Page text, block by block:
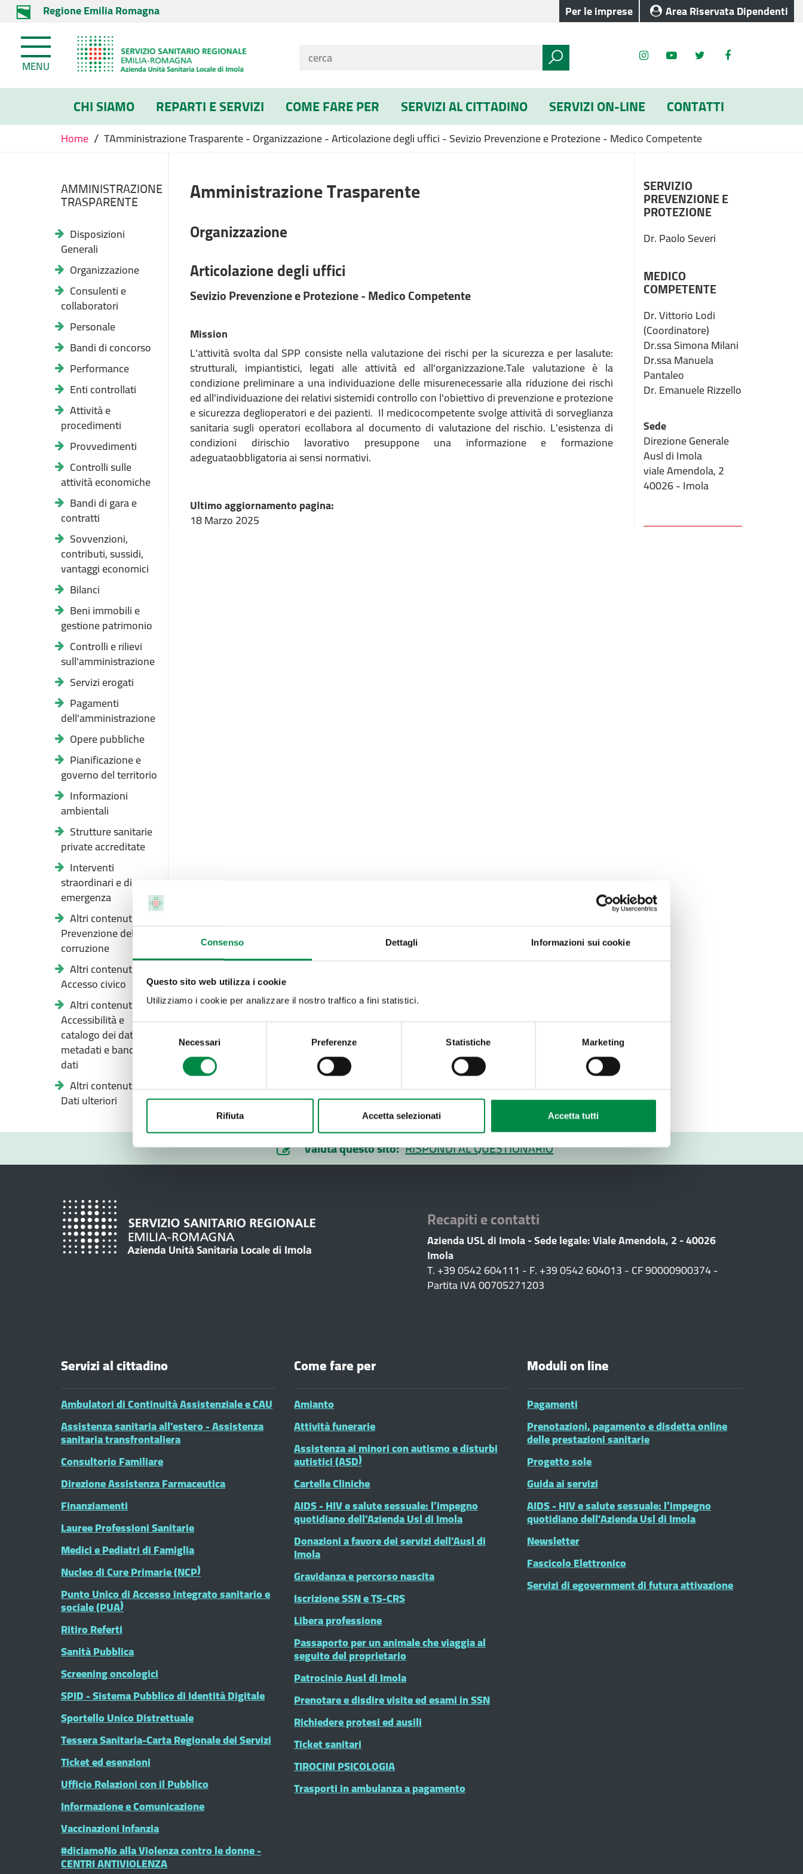
Consenso Dettagli Informazioni sui cookie
Questo sito web utilizza i cookie
Utilizziamo i cookie per analizzare il nostro traffico a fini statistici.
consenso
Necessari Preferenze Statistiche Marketing
Rifiuta Accetta selezionati Accetta tutti
Regione Emilia Romagna Per le imprese Area Riservata Dipendenti
MENU
CHI SIAMO REPARTI E SERVIZI COME FARE PER SERVIZI AL CITTADINO SERVIZI ON-LINE CONTATTI
Home / TAmministrazione Trasparente - Organizzazione - Articolazione degli uffici - Sevizio Prevenzione e Protezione - Medico Competente
AMMINISTRAZIONE
TRASPARENTE
Disposizioni
Generali
Organizzazione
Consulenti e
collaboratori
Personale
Bandi di concorso
Performance
Enti controllati
Attività e
procedimenti
Provvedimenti
Controlli sulle
attività economiche
Bandi di gara e
contratti
Sovvenzioni,
contributi, sussidi,
vantaggi economici
Bilanci
Beni immobili e
gestione patrimonio
Controlli e rilievi
sull'amministrazione
Servizi erogati
Pagamenti
dell'amministrazione
Opere pubbliche
Pianificazione e
governo del territorio
Informazioni
ambientali
Strutture sanitarie
private accreditate
Interventi
straordinari e di
emergenza
Altri contenuti -
Prevenzione della
corruzione
Altri contenuti -
Accesso civico
Altri contenuti -
Accessibilità e
catalogo dei dati,
metadati e banche
dati
Altri contenuti -
Dati ulteriori
Amministrazione Trasparente
Organizzazione
Articolazione degli uffici
Sevizio Prevenzione e Protezione - Medico Competente
Mission
L'attività svolta dal SPP consiste nella valutazione dei rischi per la sicurezza e per lasalute:
strutturali, impiantistici, legati alle attività ed all'organizzazione.Tale valutazione è la
condizione preliminare a una individuazione delle misurenecessarie alla riduzione dei rischi
ed all'individuazione dei relativi sistemidi controllo con l'obiettivo di prevenzione e protezione
e sicurezza deglioperatori e dei pazienti. Il medicocompetente svolge attività di sorveglianza
sanitaria sugli operatori ecollabora al documento di valutazione del rischio. L'esistenza di
condizioni dirischio lavorativo presuppone una informazione e formazione
adeguataobbligatoria ai sensi normativi.
Ultimo aggiornamento pagina:
18 Marzo 2025
SERVIZIO
PREVENZIONE E
PROTEZIONE
Dr. Paolo Severi
MEDICO
COMPETENTE
Dr. Vittorio Lodi
(Coordinatore)
Dr.ssa Simona Milani
Dr.ssa Manuela
Pantaleo
Dr. Emanuele Rizzello
Sede
Direzione Generale
Ausl di Imola
viale Amendola, 2
40026 - Imola
Valuta questo sito: RISPONDI AL QUESTIONARIO
Recapiti e contatti
Azienda USL di Imola - Sede legale: Viale Amendola, 2 - 40026
Imola
T. +39 0542 604111 - F. +39 0542 604013 - CF 90000900374 -
Partita IVA 00705271203
Servizi al cittadino
Ambulatori di Continuità Assistenziale e CAU
Assistenza sanitaria all'estero - Assistenza
sanitaria transfrontaliera
Consultorio Familiare
Direzione Assistenza Farmaceutica
Finanziamenti
Lauree Professioni Sanitarie
Medici e Pediatri di Famiglia
Nucleo di Cure Primarie (NCP)
Punto Unico di Accesso integrato sanitario e
sociale (PUA)
Ritiro Referti
Sanità Pubblica
Screening oncologici
SPID - Sistema Pubblico di Identità Digitale
Sportello Unico Distrettuale
Tessera Sanitaria-Carta Regionale dei Servizi
Ticket ed esenzioni
Ufficio Relazioni con il Pubblico
Informazione e Comunicazione
Vaccinazioni Infanzia
#diciamoNo alla Violenza contro le donne -
CENTRI ANTIVIOLENZA
Come fare per
Amianto
Attività funerarie
Assistenza ai minori con autismo e disturbi
autistici (ASD)
Cartelle Cliniche
AIDS - HIV e salute sessuale: l’impegno
quotidiano dell'Azienda Usl di Imola
Donazioni a favore dei servizi dell'Ausl di
Imola
Gravidanza e percorso nascita
Iscrizione SSN e TS-CRS
Libera professione
Passaporto per un animale che viaggia al
seguito del proprietario
Patrocinio Ausl di Imola
Prenotare e disdire visite ed esami in SSN
Richiedere protesi ed ausili
Ticket sanitari
TIROCINI PSICOLOGIA
Trasporti in ambulanza a pagamento
Moduli on line
Pagamenti
Prenotazioni, pagamento e disdetta online
delle prestazioni sanitarie
Progetto sole
Guida ai servizi
AIDS - HIV e salute sessuale: l’impegno
quotidiano dell'Azienda Usl di Imola
Newsletter
Fascicolo Elettronico
Servizi di egovernment di futura attivazione